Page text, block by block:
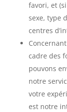
favori, et
sexe, type
centres
cadre des
pouvons
notre
votre
est notre